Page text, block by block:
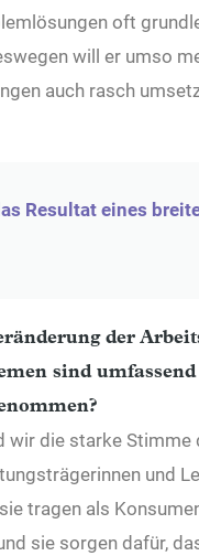
oft
will er umso
auch rasch
Resultat eines
der
sind
die starke Stimme
und
tragen als
sie sorgen dafür,